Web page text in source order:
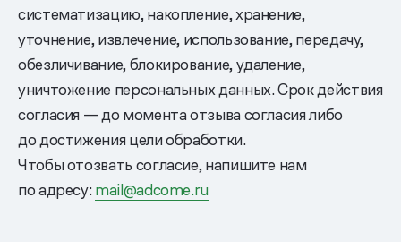
систематизацию, накопление, хранение,
уточнение, извлечение, использование, передачу,
обезличивание, блокирование, удаление,
уничтожение персональных данных. Срок действия
согласия — до момента отзыва согласия либо
до достижения цели обработки.
Чтобы отозвать согласие, напишите нам
по адресу:mail@adcome.ru